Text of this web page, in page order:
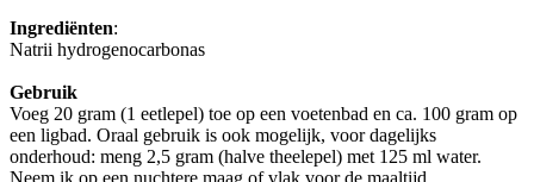
Ingrediënten:
Natrii hydrogenocarbonas
Gebruik
Voeg 20 gram (1 eetlepel) toe op een voetenbad en ca. 100 gram op
een ligbad. Oraal gebruik is ook mogelijk, voor dagelijks
onderhoud: meng 2,5 gram (halve theelepel) met 125 ml water.